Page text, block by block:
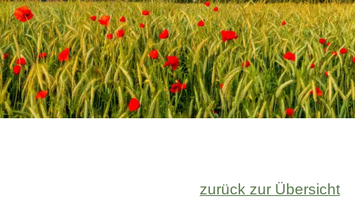
zurück zur Übersicht